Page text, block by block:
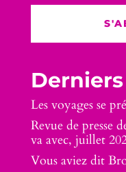
Les voyages se
Revue de presse
va avec, juillet
Vous aviez dit